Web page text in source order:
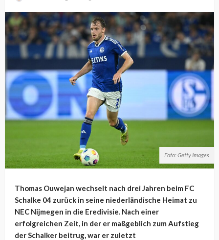
Foto: Getty Images
Thomas Ouwejan wechselt nach drei Jahren beim FC
Schalke 04 zurück in seine niederländische Heimat zu
NEC Nijmegen in die Eredivisie. Nach einer
erfolgreichen Zeit, in der er maßgeblich zum Aufstieg
der Schalker beitrug, war er zuletzt